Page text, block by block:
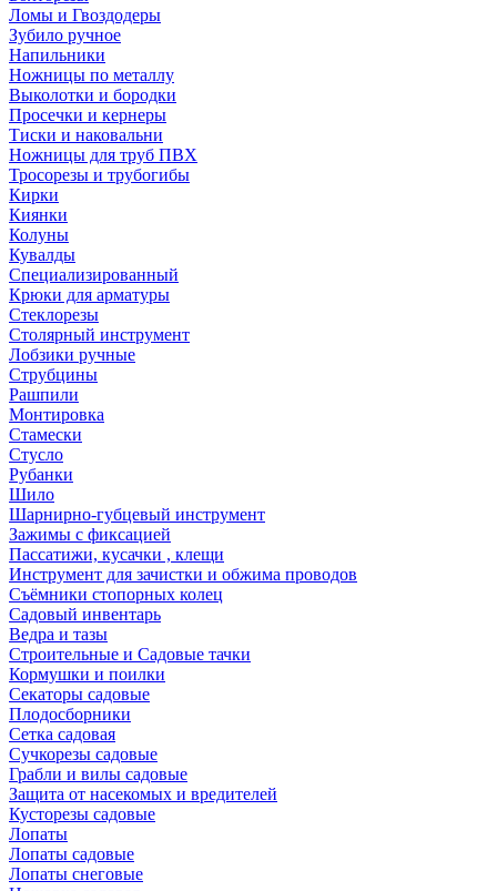
Ломы и Гвоздодеры
Зубило ручное
Напильники
Ножницы по металлу
Выколотки и бородки
Просечки и кернеры
Тиски и наковальни
Ножницы для труб ПВХ
Тросорезы и трубогибы
Кирки
Киянки
Колуны
Кувалды
Специализированный
Крюки для арматуры
Стеклорезы
Столярный инструмент
Лобзики ручные
Струбцины
Рашпили
Монтировка
Стамески
Стусло
Рубанки
Шило
Шарнирно-губцевый инструмент
Зажимы с фиксацией
Пассатижи, кусачки , клещи
Инструмент для зачистки и обжима проводов
Съёмники стопорных колец
Садовый инвентарь
Ведра и тазы
Строительные и Садовые тачки
Кормушки и поилки
Секаторы садовые
Плодосборники
Сетка садовая
Сучкорезы садовые
Грабли и вилы садовые
Защита от насекомых и вредителей
Кусторезы садовые
Лопаты
Лопаты садовые
Лопаты снеговые